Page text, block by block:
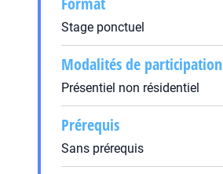
Stage ponctuel
Modalités de participation
Présentiel non résidentiel
Prérequis
Sans prérequis